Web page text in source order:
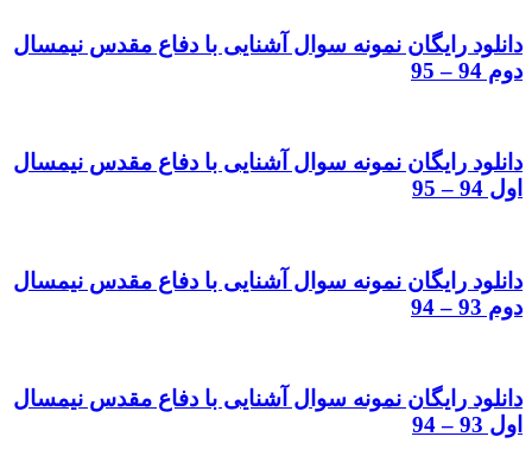
دانلود رایگان نمونه سوال آشنایی با دفاع مقدس نیمسال
دوم 94 – 95
دانلود رایگان نمونه سوال آشنایی با دفاع مقدس نیمسال
اول 94 – 95
دانلود رایگان نمونه سوال آشنایی با دفاع مقدس نیمسال
دوم 93 – 94
دانلود رایگان نمونه سوال آشنایی با دفاع مقدس نیمسال
اول 93 – 94